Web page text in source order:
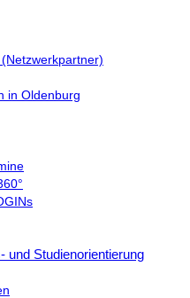
in Oldenburg
und Studienorientierung